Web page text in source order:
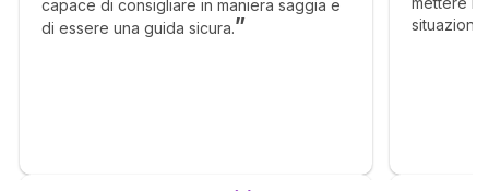
capace di consigliare in maniera saggia e
di essere una guida sicura.